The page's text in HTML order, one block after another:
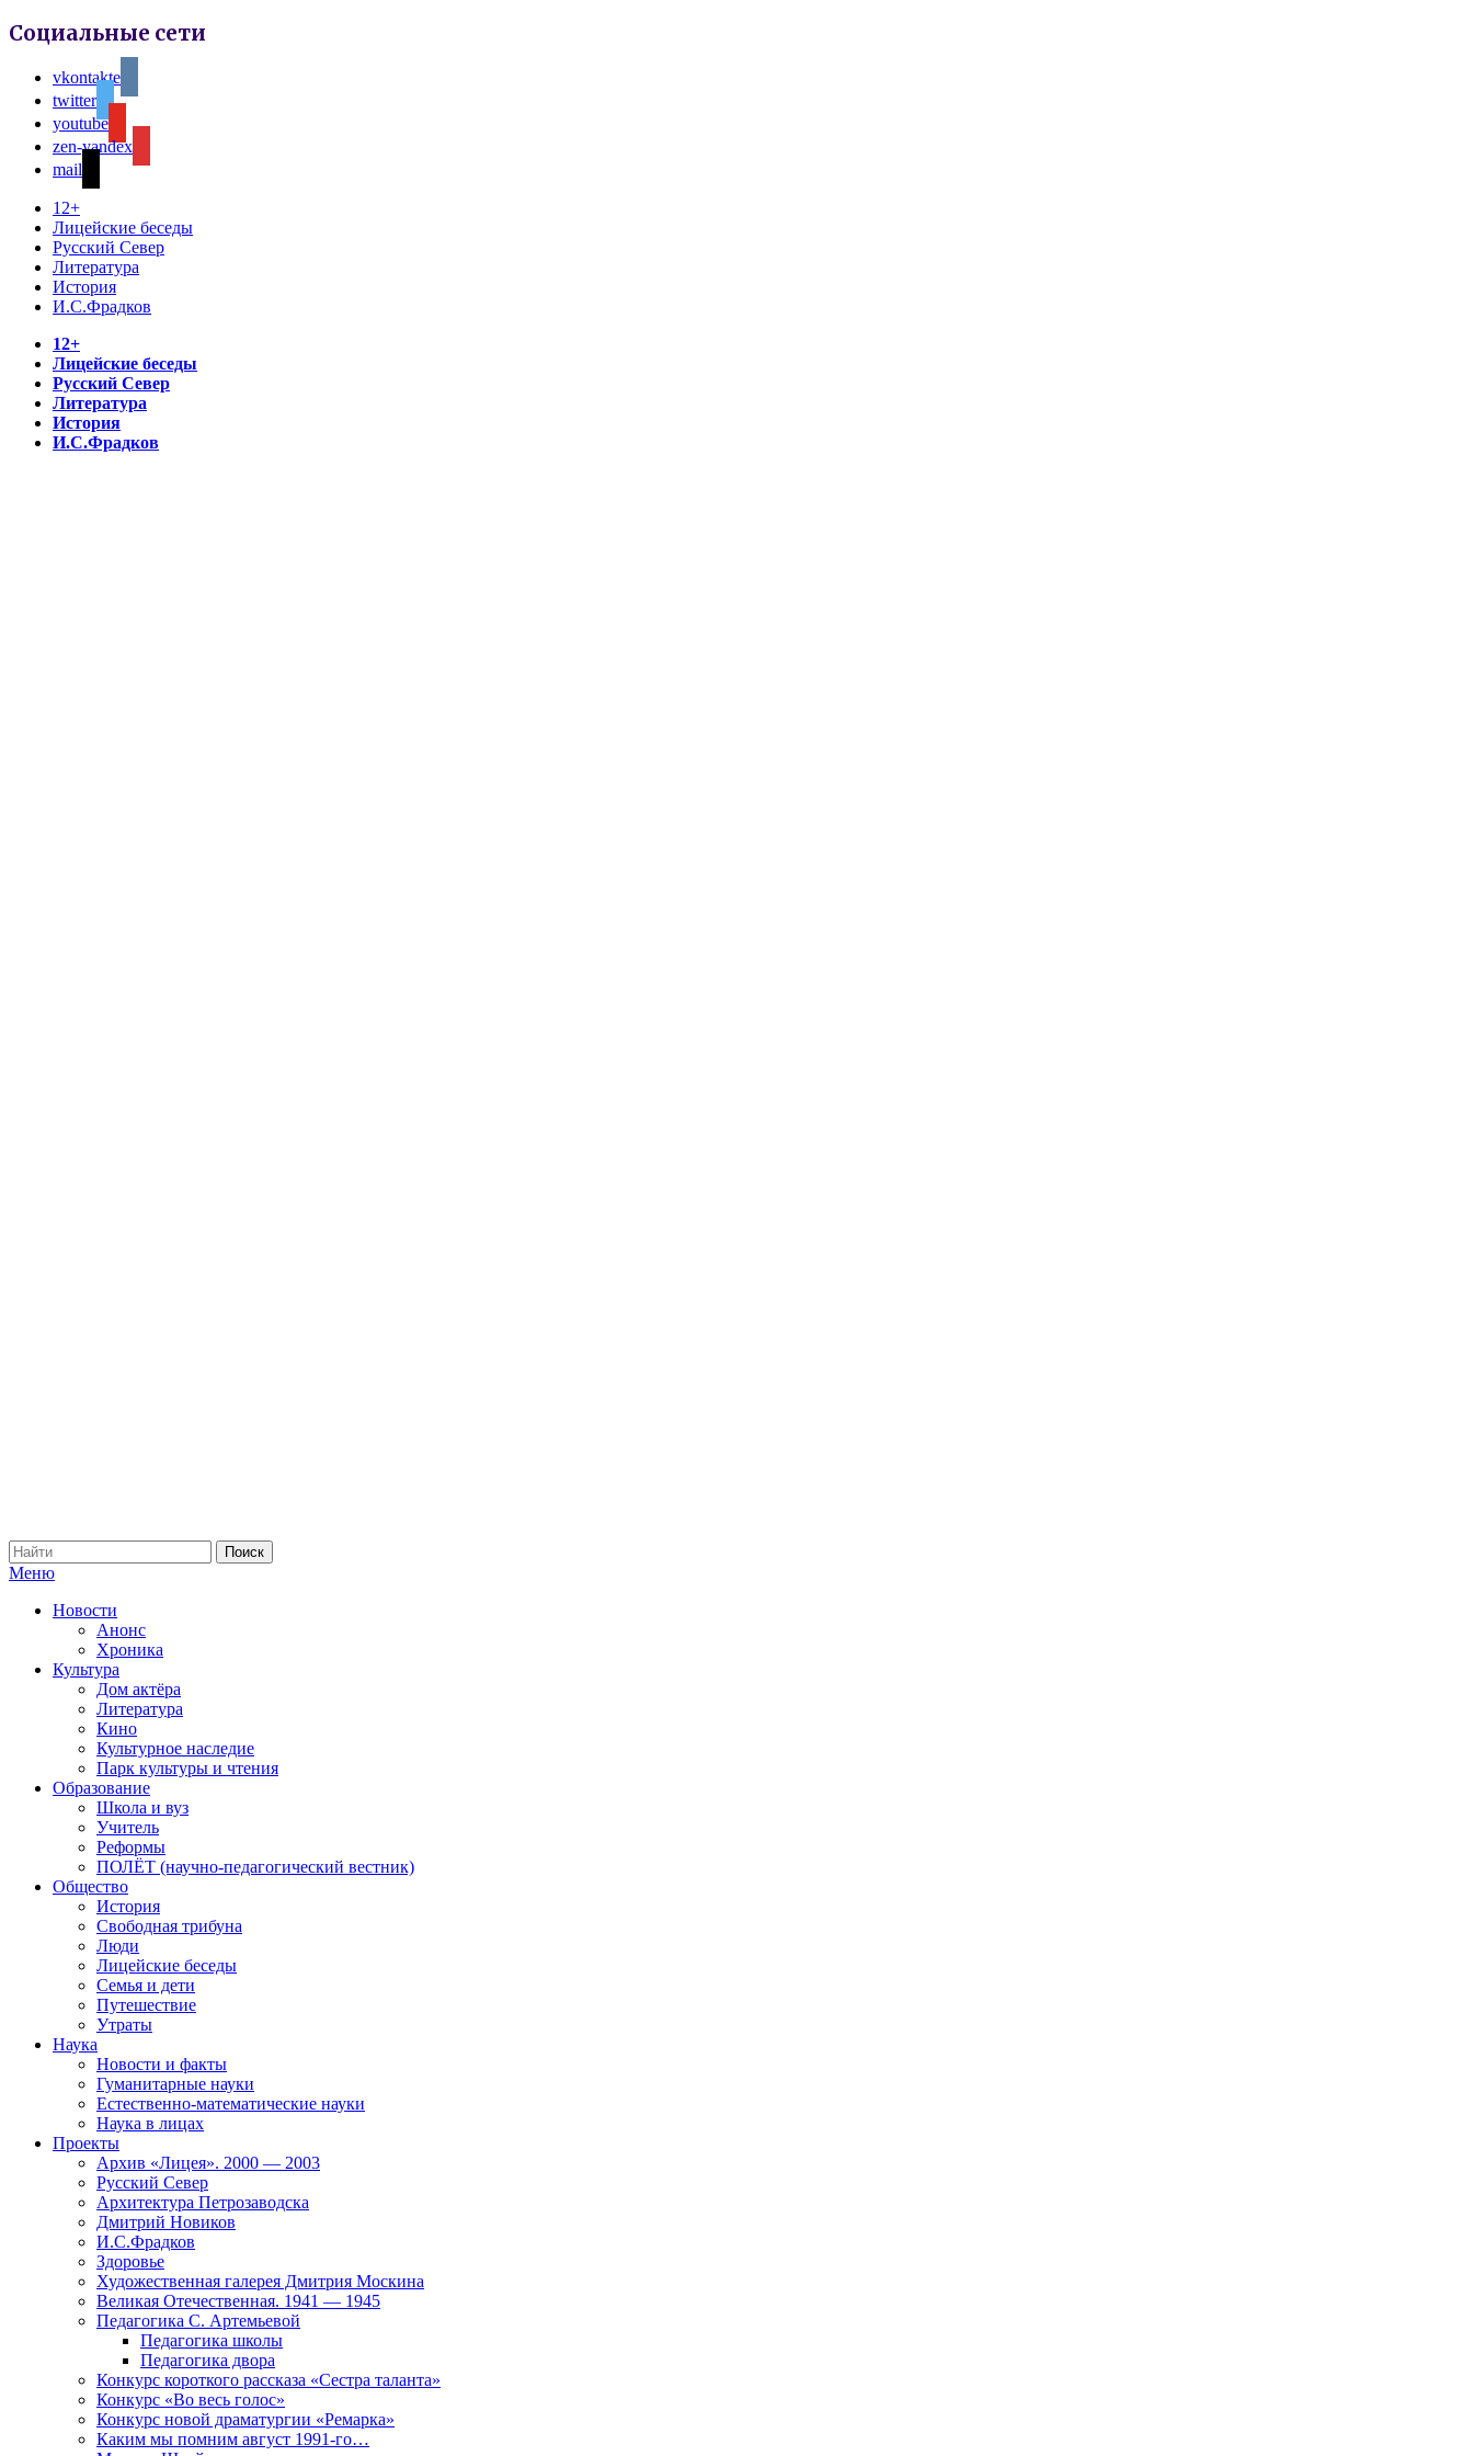
Социальные сети
vkontakte
twitter
youtube
zen-yandex
mail
12+
Лицейские беседы
Русский Север
Литература
История
И.С.Фрадков
12+
Лицейские беседы
Русский Север
Литература
История
И.С.Фрадков
Меню
Новости
Анонс
Хроника
Культура
Дом актёра
Литература
Кино
Культурное наследие
Парк культуры и чтения
Образование
Школа и вуз
Учитель
Реформы
ПОЛЁТ (научно-педагогический вестник)
Общество
История
Свободная трибуна
Люди
Лицейские беседы
Семья и дети
Путешествие
Утраты
Наука
Новости и факты
Гуманитарные науки
Естественно-математические науки
Наука в лицах
Проекты
Архив «Лицея». 2000 — 2003
Русский Север
Архитектура Петрозаводска
Дмитрий Новиков
И.С.Фрадков
Здоровье
Художественная галерея Дмитрия Москина
Великая Отечественная. 1941 — 1945
Педагогика С. Артемьевой
Педагогика школы
Педагогика двора
Конкурс короткого рассказа «Сестра таланта»
Конкурс «Во весь голос»
Конкурс новой драматургии «Ремарка»
Каким мы помним август 1991-го…